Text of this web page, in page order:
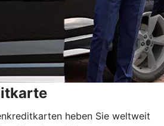
heben Sie weltweit